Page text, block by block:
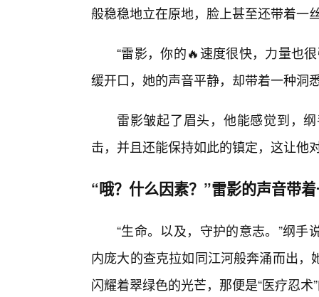
般稳稳地立在原地，脸上甚至还带着一
“雷影，你的🔥速度很快，力量也
缓开口，她的声音平静，却带着一种洞
雷影皱起了眉头，他能感觉到，
击，并且还能保持如此的镇定，这让他
“哦？什么因素？”雷影的声音带
“生命。以及，守护的意志。”纲
内庞大的查克拉如同江河般奔涌而出
闪耀着翠绿色的光芒，那便是“医疗忍